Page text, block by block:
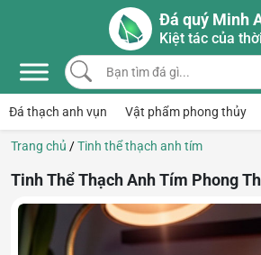
Skip to main content
Đá quý Minh
Kiệt tác của
Bạn tìm đá gì...
Đá thạch anh vụn Vật phẩm phong thủy
Trang chủ /Tinh thể thạch anh tím
Tinh Thể Thạch Anh Tím Phong